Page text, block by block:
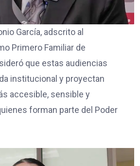
García, adscrito al
Primero Familiar de
que estas audiencias
institucional y proyectan
accesible, sensible y
forman parte del Poder